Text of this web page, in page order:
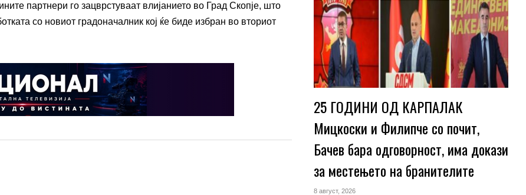
партнери го зацврстуваат влијанието во Град Скопје, што
со новиот градоначалник кој ќе биде избран во вториот
25 ГОДИНИ ОД КАРПАЛАК
Мицкоски и Филипче со почит,
Бачев бара одговорност, има докази
за местењето на бранителите
8 август, 2026